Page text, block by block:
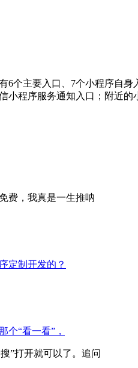
6个主要入口、7个小程序自
小程序服务通知入口；附近
费，我真是一生推呐
定制开发的？
个“看一看”，
”打开就可以了。追问